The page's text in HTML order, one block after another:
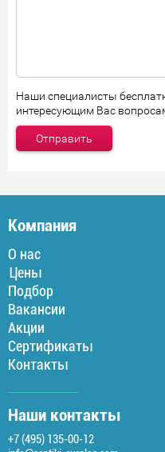
Наши специалисты
интересующим Вас
Компания
О нас
Цены
Подбор
Вакансии
Акции
Сертификаты
Контакты
Наши контакты
+7 (495) 135-00-12